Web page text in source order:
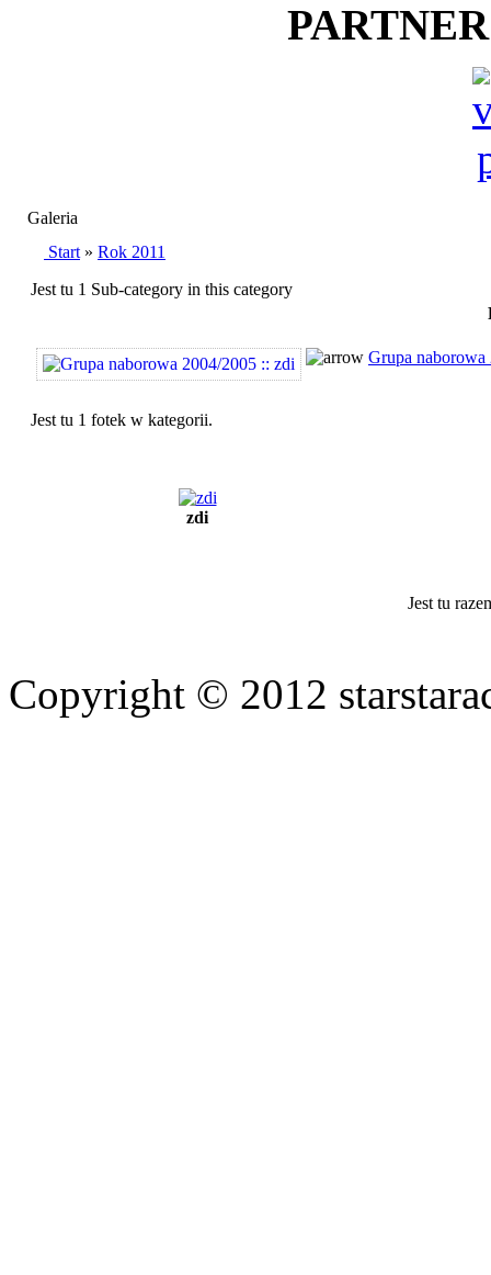
Galeria
Start » Rok 2011
Jest tu 1 Sub-category in this category
Grupa
Jest tu 1 fotek w kategorii.
zdi
Jest tu
Copyright © 2012